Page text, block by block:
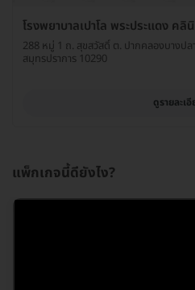
โรงพยาบาลเปาโล พระประแดง คลิ
288 หมู่ 1 ถ. สุขสวัสดิ์ ต. ปากคลองบางปล
สมุทรปราการ 10290
ดูรายละเ
แพ็กเกจนี้ดียังไง?